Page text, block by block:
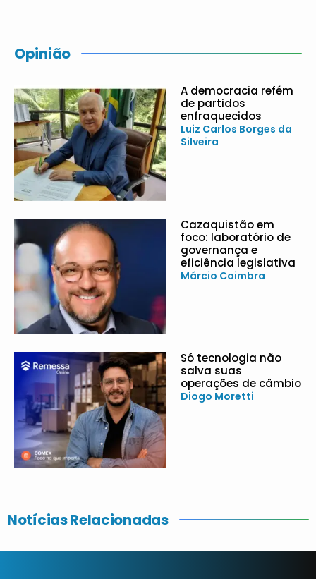
Opinião
A democracia refém
de partidos
enfraquecidos
Luiz Carlos Borges da
Silveira
Cazaquistão em
foco: laboratório de
governança e
eficiência legislativa
Márcio Coimbra
Só tecnologia não
salva suas
operações de câmbio
Diogo Moretti
Notícias Relacionadas